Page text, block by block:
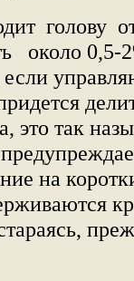
голову
около 0,5-
это так
на